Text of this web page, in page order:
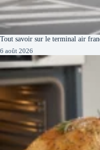
Tout savoir sur le terminal air
6 août 2026